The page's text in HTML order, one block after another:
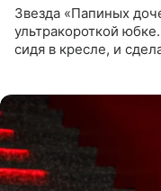
Звезда «Папиных
ультракороткой
сидя в кресле, и